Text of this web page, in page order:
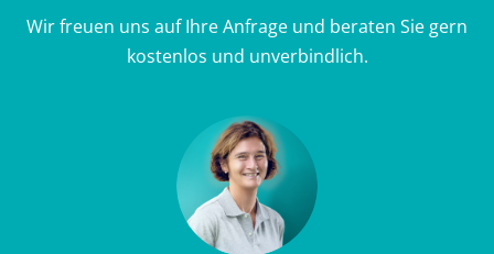
W
p
b
o
o
k
t
e
r
h
p
Wir freuen uns auf Ihre Anfrage und beraten Sie gern
kostenlos und unverbindlich.